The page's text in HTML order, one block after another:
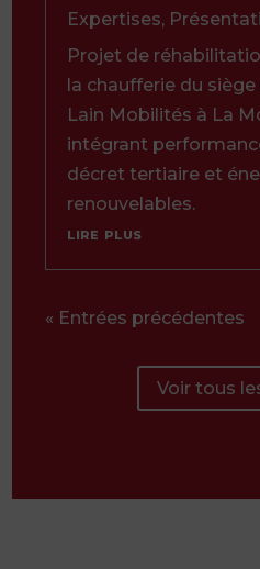
Expertises,
Projet de
la chaufferie du
Lain Mobilités à La
intégrant
décret tertiaire et
renouvelables.
lire plus
« Entrées précédentes
Voir tous